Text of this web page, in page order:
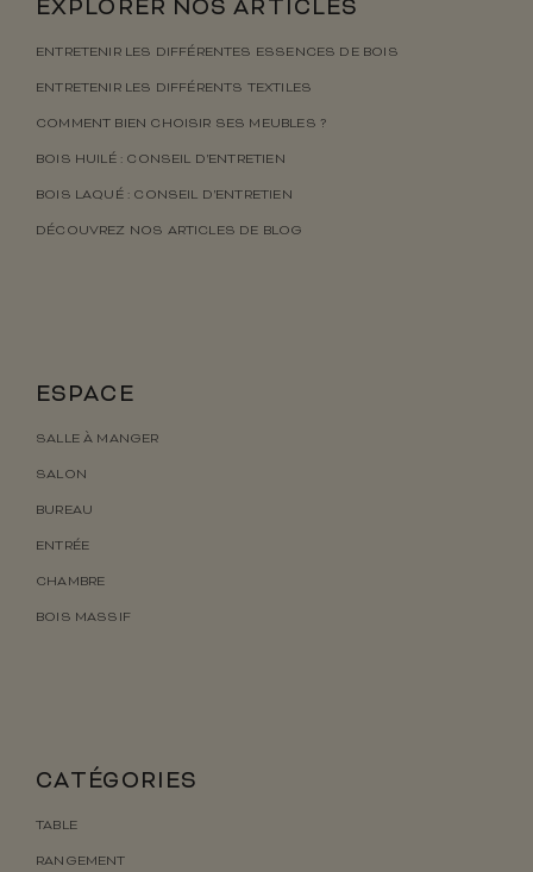
EXPLORER NOS ARTICLES
ENTRETENIR LES DIFFÉRENTES ESSENCES DE BOIS
ENTRETENIR LES DIFFÉRENTS TEXTILES
COMMENT BIEN CHOISIR SES MEUBLES ?
BOIS HUILÉ : CONSEIL D’ENTRETIEN
BOIS LAQUÉ : CONSEIL D’ENTRETIEN
DÉCOUVREZ NOS ARTICLES DE BLOG
ESPACE
SALLE À MANGER
SALON
BUREAU
ENTRÉE
CHAMBRE
BOIS MASSIF
CATÉGORIES
TABLE
RANGEMENT